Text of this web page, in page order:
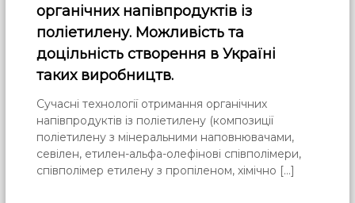
органічних напівпродуктів із
поліетилену. Можливість та
доцільність створення в Україні
таких виробництв.
Сучасні технології отримання органічних
напівпродуктів із поліетилену (композиції
поліетилену з мінеральними наповнювачами,
севілен, етилен-альфа-олефінові співполімери,
співполімер етилену з пропіленом, хімічно […]